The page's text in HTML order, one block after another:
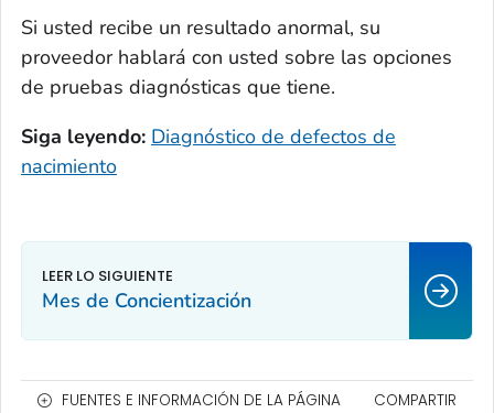
Si usted recibe un resultado anormal, su
proveedor hablará con usted sobre las opciones
de pruebas diagnósticas que tiene.
Siga leyendo: Diagnóstico de defectos de
nacimiento
Mes de Concientización
FUENTES E INFORMACIÓN DE LA PÁGINA COMPARTIR